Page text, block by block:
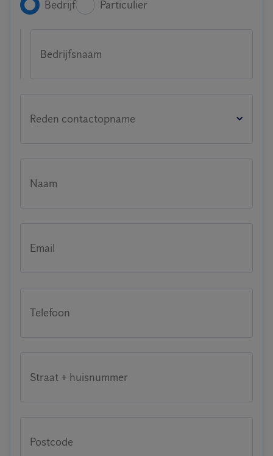
Bedrijf Particulier
Bedrijfsnaam
Reden contactopname
Naam
Email
Telefoon
Straat + huisnummer
Postcode